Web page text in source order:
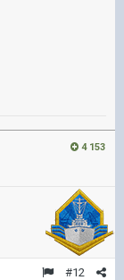
4 153
#12